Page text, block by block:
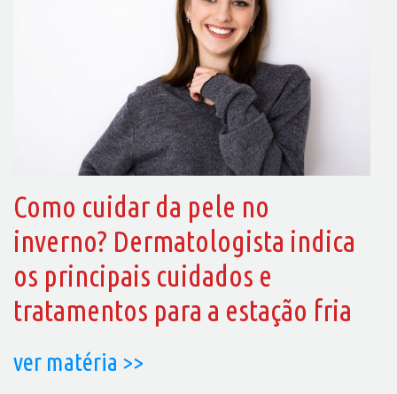
Como cuidar da pele no
inverno? Dermatologista indica
os principais cuidados e
tratamentos para a estação fria
ver matéria >>